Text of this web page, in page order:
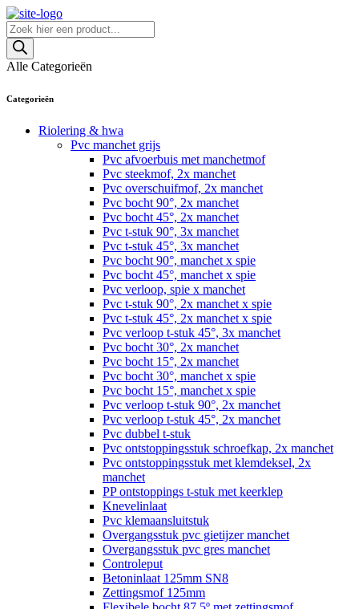
Skip
to
content
Producten
zoeken
Alle Categorieën
Categorieën
Riolering & hwa
Pvc manchet grijs
Pvc afvoerbuis met manchetmof
Pvc steekmof, 2x manchet
Pvc overschuifmof, 2x manchet
Pvc bocht 90°, 2x manchet
Pvc bocht 45°, 2x manchet
Pvc t-stuk 90°, 3x manchet
Pvc t-stuk 45°, 3x manchet
Pvc bocht 90°, manchet x spie
Pvc bocht 45°, manchet x spie
Pvc verloop, spie x manchet
Pvc t-stuk 90°, 2x manchet x spie
Pvc t-stuk 45°, 2x manchet x spie
Pvc verloop t-stuk 45°, 3x manchet
Pvc bocht 30°, 2x manchet
Pvc bocht 15°, 2x manchet
Pvc bocht 30°, manchet x spie
Pvc bocht 15°, manchet x spie
Pvc verloop t-stuk 90°, 2x manchet
Pvc verloop t-stuk 45°, 2x manchet
Pvc dubbel t-stuk
Pvc ontstoppingsstuk schroefkap, 2x manchet
Pvc ontstoppingsstuk met klemdeksel, 2x
manchet
PP ontstoppings t-stuk met keerklep
Knevelinlaat
Pvc klemaansluitstuk
Overgangsstuk pvc gietijzer manchet
Overgangsstuk pvc gres manchet
Controleput
Betoninlaat 125mm SN8
Zettingsmof 125mm